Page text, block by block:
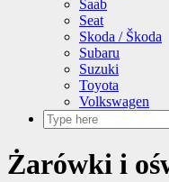
Saab
Seat
Skoda / Škoda
Subaru
Suzuki
Toyota
Volkswagen
Żarówki i